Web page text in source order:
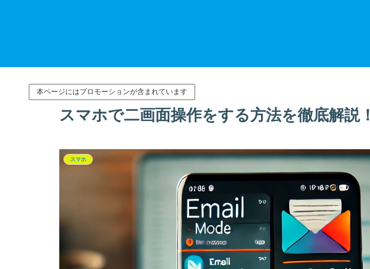
本ページにはプロモーションが含まれています
スマホで二画面操作をする方法を徹底解説！
スマホ